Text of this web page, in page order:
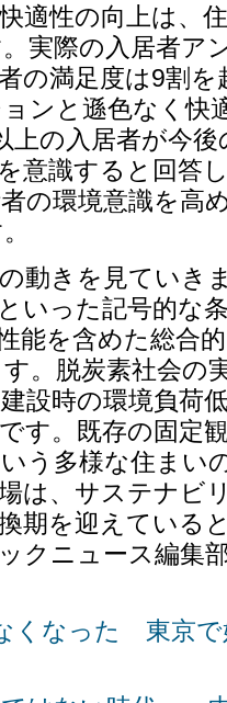
適性の向上は、
実際の入居者ア
の満足度は9割
ンと遜色なく快
上の入居者が今
意識すると回答
の環境意識を高
動きを見ていき
いった記号的な
能を含めた総合
。脱炭素社会の
設時の環境負荷
す。既存の固定
う多様な住まい
は、サステナビ
期を迎えている
クニュース編集
くなった 東京